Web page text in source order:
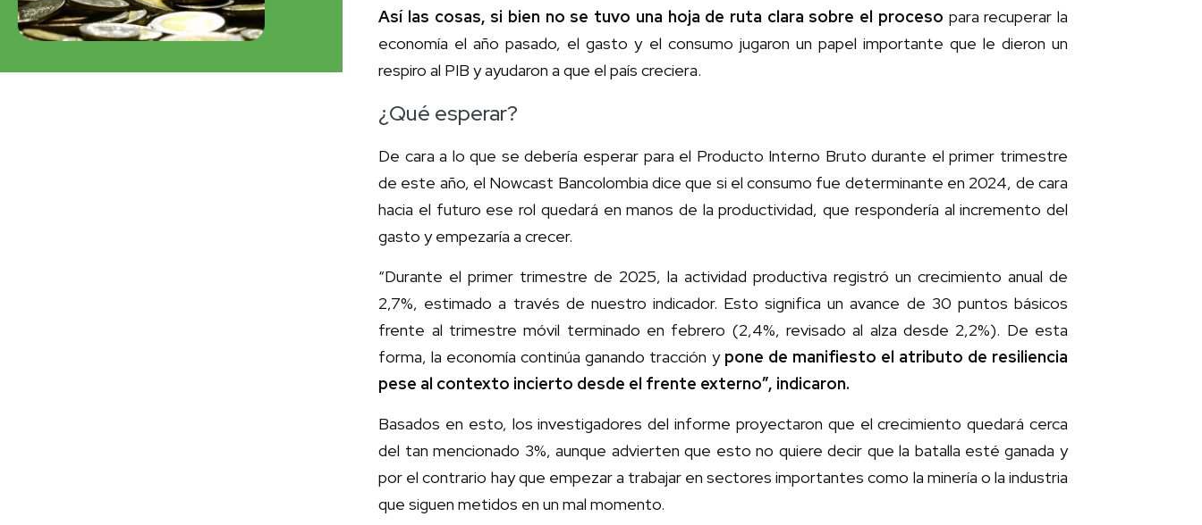
Así las cosas, si bien no se tuvo una hoja de ruta clara sobre el proceso para recuperar la
economía el año pasado, el gasto y el consumo jugaron un papel importante que le dieron un
respiro al PIB y ayudaron a que el país creciera.
¿Qué esperar?
De cara a lo que se debería esperar para el Producto Interno Bruto durante el primer trimestre
de este año, el Nowcast Bancolombia dice que si el consumo fue determinante en 2024, de cara
hacia el futuro ese rol quedará en manos de la productividad, que respondería al incremento del
gasto y empezaría a crecer.
“Durante el primer trimestre de 2025, la actividad productiva registró un crecimiento anual de
2,7%, estimado a través de nuestro indicador. Esto significa un avance de 30 puntos básicos
frente al trimestre móvil terminado en febrero (2,4%, revisado al alza desde 2,2%). De esta
forma, la economía continúa ganando tracción y pone de manifiesto el atributo de resiliencia
pese al contexto incierto desde el frente externo”, indicaron.
Basados en esto, los investigadores del informe proyectaron que el crecimiento quedará cerca
del tan mencionado 3%, aunque advierten que esto no quiere decir que la batalla esté ganada y
por el contrario hay que empezar a trabajar en sectores importantes como la minería o la industria
que siguen metidos en un mal momento.